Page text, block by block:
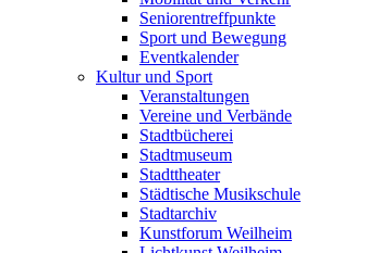
Seniorentreffpunkte
Sport und Bewegung
Eventkalender
Kultur und Sport
Veranstaltungen
Vereine und Verbände
Stadtbücherei
Stadtmuseum
Stadttheater
Städtische Musikschule
Stadtarchiv
Kunstforum Weilheim